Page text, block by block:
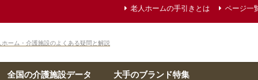
老人ホームの手引きとは ページ一
全国の介護施設データ 大手のブランド特集